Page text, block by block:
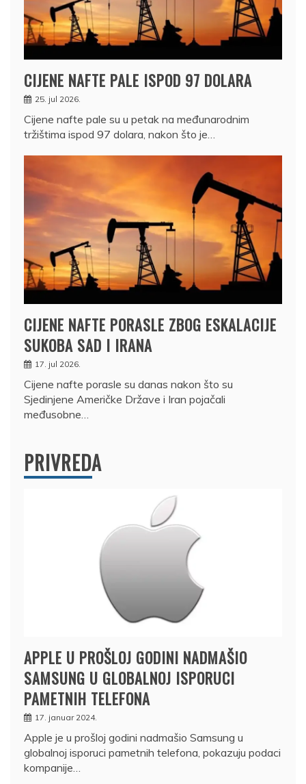
CIJENE NAFTE PALE ISPOD 97 DOLARA
25. jul 2026.
Cijene nafte pale su u petak na međunarodnim
tržištima ispod 97 dolara, nakon što je…
CIJENE NAFTE PORASLE ZBOG ESKALACIJE
SUKOBA SAD I IRANA
17. jul 2026.
Cijene nafte porasle su danas nakon što su
Sjedinjene Američke Države i Iran pojačali
međusobne…
PRIVREDA
APPLE U PROŠLOJ GODINI NADMAŠIO
SAMSUNG U GLOBALNOJ ISPORUCI
PAMETNIH TELEFONA
17. januar 2024.
Apple je u prošloj godini nadmašio Samsung u
globalnoj isporuci pametnih telefona, pokazuju podaci
kompanije…